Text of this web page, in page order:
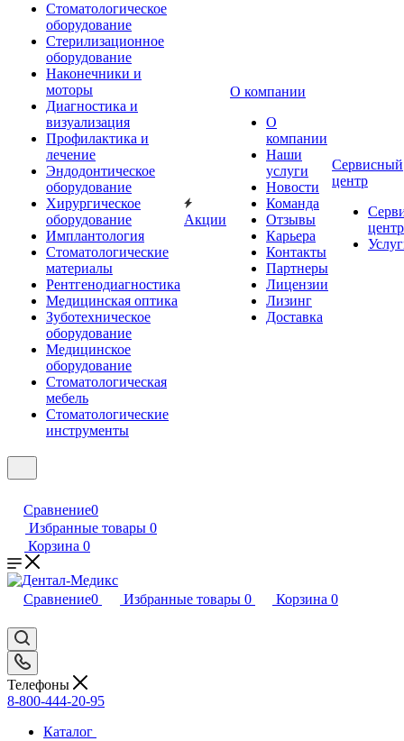
Стоматологическое
оборудование
Стерилизационное
оборудование
Наконечники и
моторы
Диагностика и
визуализация
Профилактика и
лечение
Эндодонтическое
оборудование
Хирургическое
оборудование
Имплантология
Стоматологические
материалы
Рентгенодиагностика
Медицинская оптика
Зуботехническое
оборудование
Медицинское
оборудование
Стоматологическая
мебель
Стоматологические
инструменты
Акции
О компании
О
компании
Наши
услуги
Новости
Команда
Отзывы
Карьера
Контакты
Партнеры
Лицензии
Лизинг
Доставка
Сервисный
центр
центр
Сравнение0
Избранные товары 0
Корзина 0
Сравнение0 Избранные товары 0 Корзина 0
Телефоны
8-800-444-20-95
Каталог